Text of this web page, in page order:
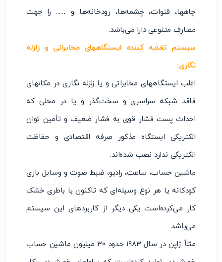
چاهها، قنوات، چشمه‌ها، رودخانه‌ها و ….. را جهت
مصارف متنوعی دارا می‌باشد.
سیستم تغذیه کننده ایستگاههای مخابراتی و زلزله
نگاری:
اغلب ایستگاههای مخابراتی و یا زلزله نگاری در مکانهای
فاقد شبکه سراسری و سخت‌گذر و یا در محلی که
احداث پست فشار قوی به فشار ضعیف و تأمین توان
الکتریکی ایستگاه مذکور صرفه اقتصادی و حفاظت
الکتریکی ندارد نصب شده‌اند.
ماشین حساب، ساعت، رادیو، ضبط صوت و وسایل بازی
کودکانه یا هر نوع وسیله‌ای که تاکنون با باطری خشک
کار می‌کرده‌است یکی دیگر از کاربردهای این سیستم
می‌باشد.
مثلاً ژاپن در سال ۱۹۸۳ حدود ۳۰ میلیون ماشین حساب